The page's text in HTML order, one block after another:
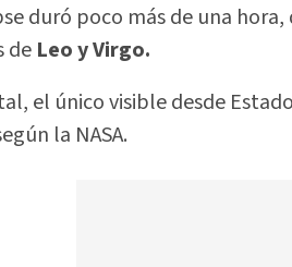
duró poco más de una
de Leo y Virgo.
el único visible desde
la NASA.